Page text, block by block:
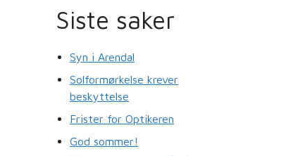
Siste saker
Syn i Arendal
Solformørkelse krever
beskyttelse
Frister for Optikeren
God sommer!